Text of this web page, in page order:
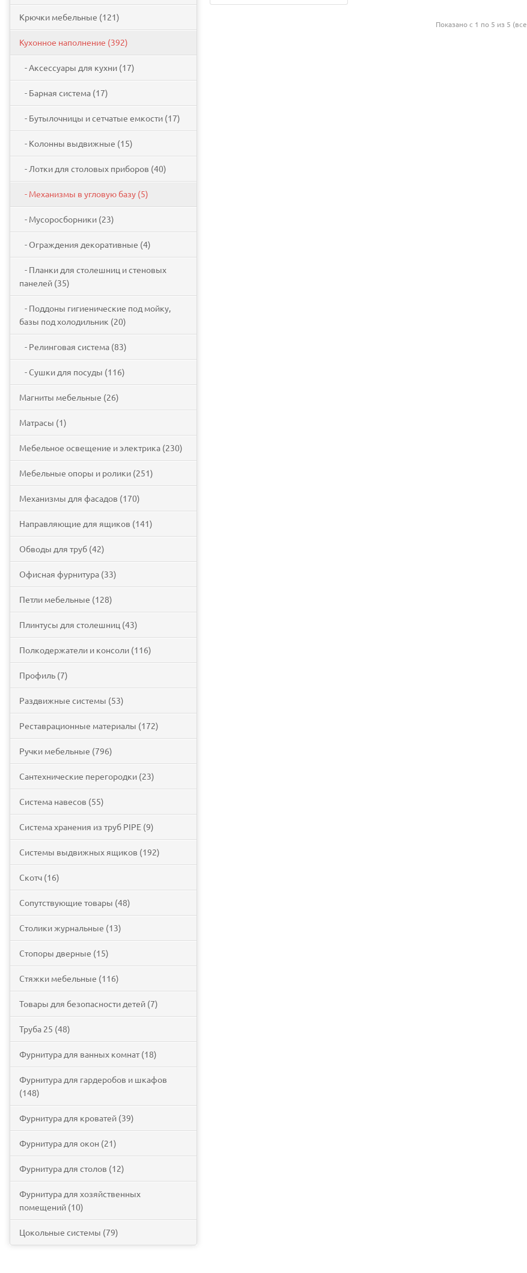
Крючки мебельные (121)
Кухонное наполнение (392)
- Аксессуары для кухни (17)
- Барная система (17)
- Бутылочницы и сетчатые емкости (17)
- Колонны выдвижные (15)
- Лотки для столовых приборов (40)
- Механизмы в угловую базу (5)
- Мусоросборники (23)
- Ограждения декоративные (4)
- Планки для столешниц и стеновых
панелей (35)
- Поддоны гигиенические под мойку,
базы под холодильник (20)
- Релинговая система (83)
- Сушки для посуды (116)
Магниты мебельные (26)
Матрасы (1)
Мебельное освещение и электрика (230)
Мебельные опоры и ролики (251)
Механизмы для фасадов (170)
Направляющие для ящиков (141)
Обводы для труб (42)
Офисная фурнитура (33)
Петли мебельные (128)
Плинтусы для столешниц (43)
Полкодержатели и консоли (116)
Профиль (7)
Раздвижные системы (53)
Реставрационные материалы (172)
Ручки мебельные (796)
Сантехнические перегородки (23)
Система навесов (55)
Система хранения из труб PIPE (9)
Системы выдвижных ящиков (192)
Скотч (16)
Сопутствующие товары (48)
Столики журнальные (13)
Стопоры дверные (15)
Стяжки мебельные (116)
Товары для безопасности детей (7)
Труба 25 (48)
Фурнитура для ванных комнат (18)
Фурнитура для гардеробов и шкафов
(148)
Фурнитура для кроватей (39)
Фурнитура для окон (21)
Фурнитура для столов (12)
Фурнитура для хозяйственных
помещений (10)
Цокольные системы (79)
Показано с 1 по 5 из 5